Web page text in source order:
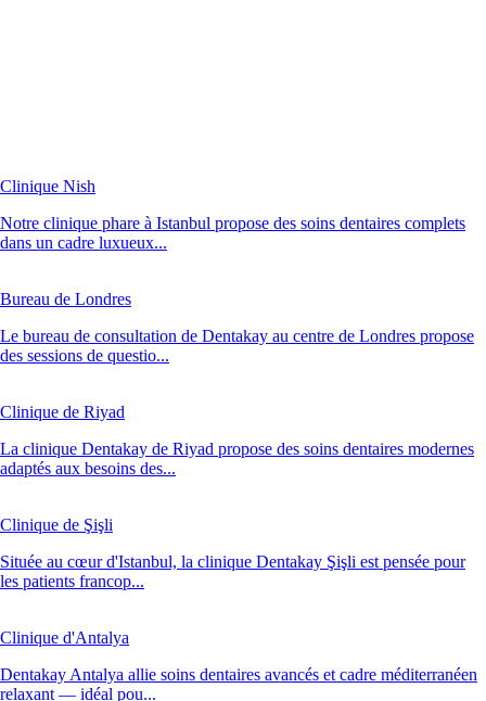
Clinique Nish
Notre clinique phare à Istanbul propose des soins dentaires complets
dans un cadre luxueux...
Bureau de Londres
Le bureau de consultation de Dentakay au centre de Londres propose
des sessions de questio...
Clinique de Riyad
La clinique Dentakay de Riyad propose des soins dentaires modernes
adaptés aux besoins des...
Clinique de Şişli
Située au cœur d'Istanbul, la clinique Dentakay Şişli est pensée pour
les patients francop...
Clinique d'Antalya
Dentakay Antalya allie soins dentaires avancés et cadre méditerranéen
relaxant — idéal pou...